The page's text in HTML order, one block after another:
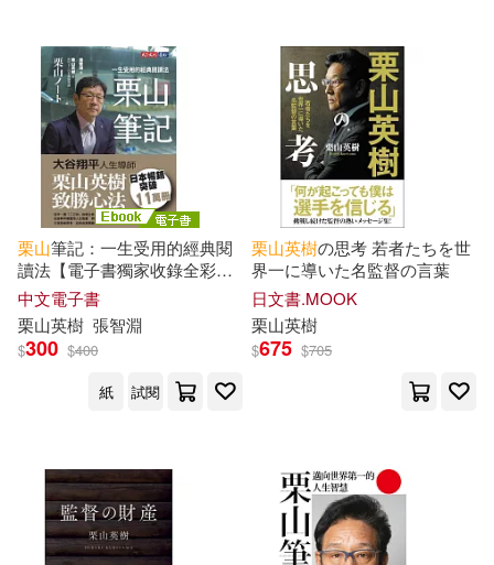
ぴあ(1) ワニブックス(1)
配送方式 (可複選)
可超商取貨(4) 可海外宅配(4)
可港澳店取(4)
可新加坡店取(4)
電子書 (可複選)
栗山筆記：一生受用的經典閱
讀法【電子書獨家收錄全彩照
片】 (電子書)
中文電子書
栗山英樹 張智淵
$300 $400
紙
試閱
栗山英樹の思考 若者たちを世
界一に導いた名監督の言葉
日文書.MOOK
栗山英樹
$675 $705